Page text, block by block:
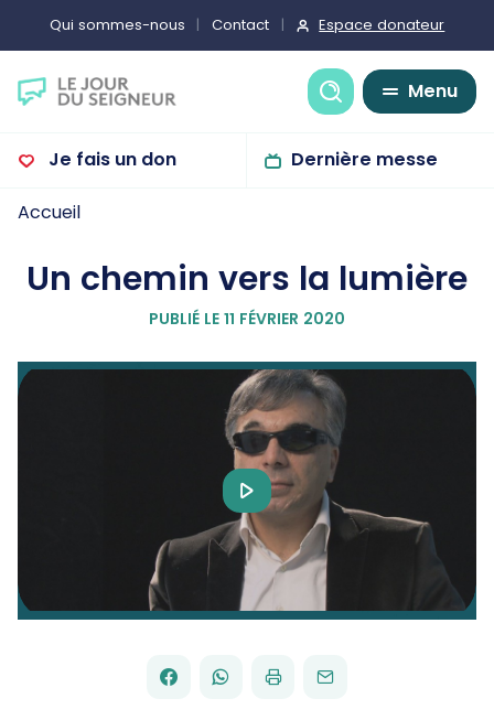
Qui sommes-nous Contact Espace donateur
Recherche
Menu
Je fais un don Dernière messe
Accueil
Un chemin vers la lumière
PUBLIÉ LE 11 FÉVRIER 2020
Play
Video
PARTAGER
FACEBOOK
PARTAGER
WHATSAPP
IMPRIMERENVOYER
PAR
EMAIL